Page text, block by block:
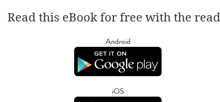
Read this eBook for free with the
Android
iOS